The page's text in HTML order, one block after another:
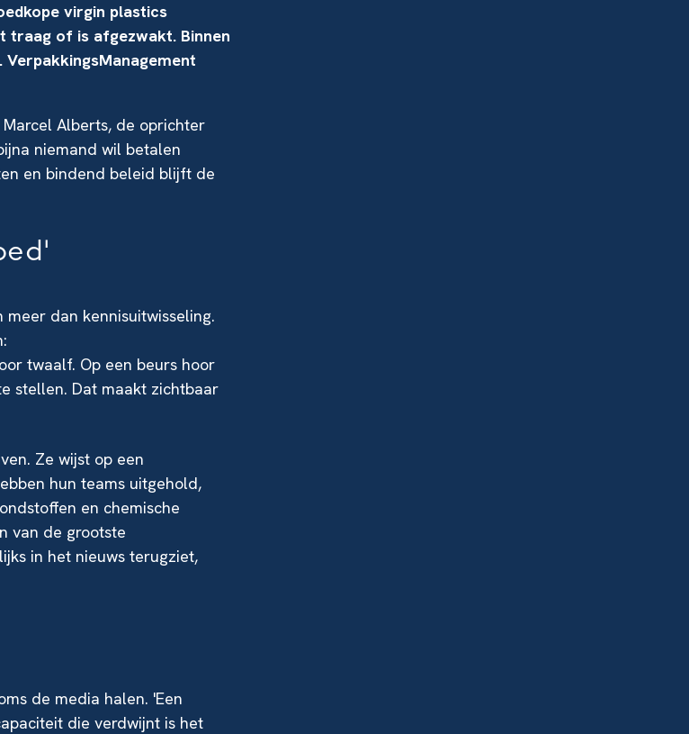
virgin plastics
traag of is afgezwakt. Binnen
Alberts, de oprichter
niemand wil betalen
en bindend beleid blijft de
meer dan kennisuitwisseling.
twaalf. Op een beurs hoor
stellen. Dat maakt zichtbaar
Ze wijst op een
hun teams uitgehold,
en chemische
van de grootste
in het nieuws terugziet,
de media halen. 'Een
die verdwijnt is het